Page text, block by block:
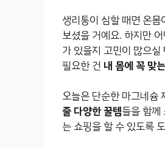
생리통이 심할 때면 온
보셨을 거예요. 하지만
가 있을지 고민이 많으
필요한 건 내 몸에 꼭 맞
오늘은 단순한 마그네슘
줄 다양한 꿀템들을 함께
는 쇼핑을 할 수 있도록